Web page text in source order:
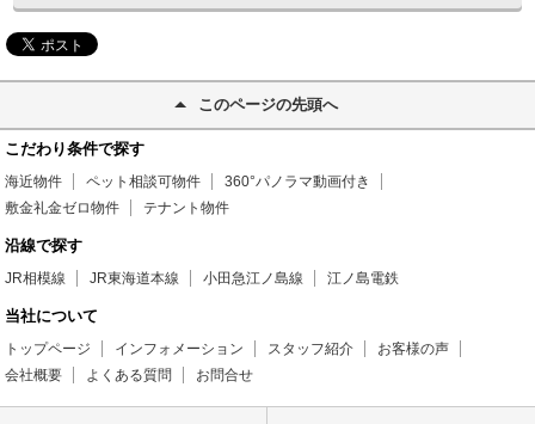
このページの先頭へ
こだわり条件で探す
海近物件 ペット相談可物件
360°パノラマ動画付き
敷金礼金ゼロ物件
テナント物件
沿線で探す
JR相模線 JR東海道本線 小田急江ノ島線 江ノ島電鉄
当社について
トップページ インフォメーション スタッフ紹介
お客様の声
会社概要
よくある質問 お問合せ